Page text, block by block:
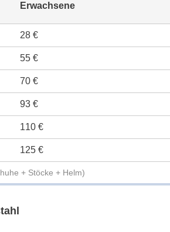
Erwachsene
28 €
55 €
70 €
93 €
110 €
125 €
+ Stöcke + Helm)